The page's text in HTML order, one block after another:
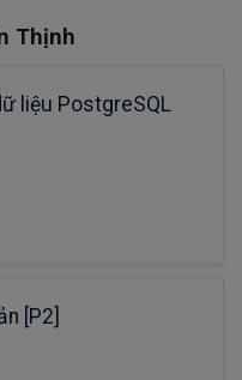
Thịnh
sở dữ liệu PostgreSQL
bản [P2]